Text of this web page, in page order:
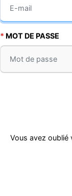
MOT DE PASSE
Vous avez oublié